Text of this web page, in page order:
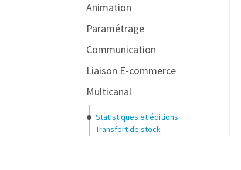
Animation
Paramétrage
Communication
Liaison E-commerce
Multicanal
Statistiques et éditions
Transfert de stock